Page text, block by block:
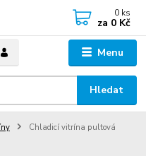
Menu
Hledat
0 ks
za 0 Kč
Chladicí vitrína pultová